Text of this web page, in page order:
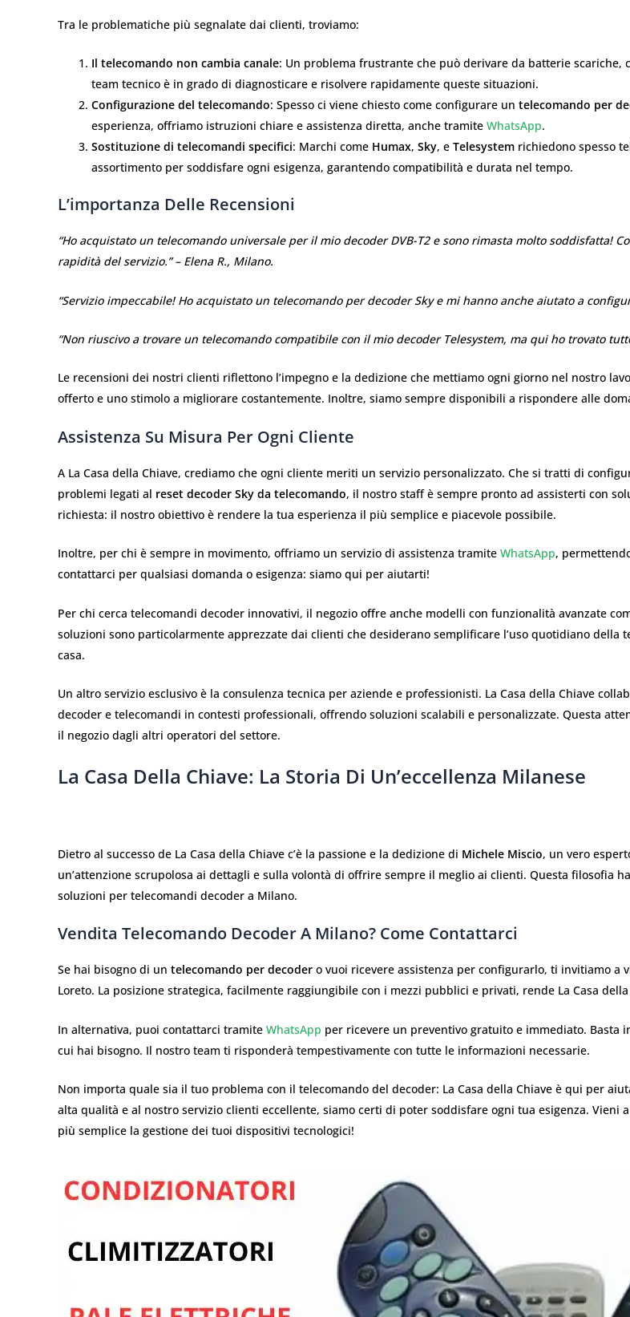
Tra le problematiche più segnalate dai clienti, troviamo:
Il telecomando non cambia canale: Un problema frustrante che può derivare da batterie scariche,
team tecnico è in grado di diagnosticare e risolvere rapidamente queste situazioni.
Configurazione del telecomando: Spesso ci viene chiesto come configurare un telecomando per
esperienza, offriamo istruzioni chiare e assistenza diretta, anche tramite WhatsApp.
Sostituzione di telecomandi specifici: Marchi come Humax, Sky, e Telesystem richiedono spesso
assortimento per soddisfare ogni esigenza, garantendo compatibilità e durata nel tempo.
L’importanza Delle Recensioni
“Ho acquistato un telecomando universale per il mio decoder DVB-T2 e sono rimasta molto soddisfatta!
rapidità del servizio.” – Elena R., Milano.
“Servizio impeccabile! Ho acquistato un telecomando per decoder Sky e mi hanno anche aiutato a
“Non riuscivo a trovare un telecomando compatibile con il mio decoder Telesystem, ma qui ho trovato
Le recensioni dei nostri clienti riflettono l’impegno e la dedizione che mettiamo ogni giorno nel nostro
offerto e uno stimolo a migliorare costantemente. Inoltre, siamo sempre disponibili a rispondere alle
Assistenza Su Misura Per Ogni Cliente
A La Casa della Chiave, crediamo che ogni cliente meriti un servizio personalizzato. Che si tratti di
problemi legati al reset decoder Sky da telecomando, il nostro staff è sempre pronto ad assisterti con
richiesta: il nostro obiettivo è rendere la tua esperienza il più semplice e piacevole possibile.
Inoltre, per chi è sempre in movimento, offriamo un servizio di assistenza tramite WhatsApp,
contattarci per qualsiasi domanda o esigenza: siamo qui per aiutarti!
Per chi cerca telecomandi decoder innovativi, il negozio offre anche modelli con funzionalità avanzate
soluzioni sono particolarmente apprezzate dai clienti che desiderano semplificare l’uso quotidiano
casa.
Un altro servizio esclusivo è la consulenza tecnica per aziende e professionisti. La Casa della Chiave
decoder e telecomandi in contesti professionali, offrendo soluzioni scalabili e personalizzate. Questa
il negozio dagli altri operatori del settore.
La Casa Della Chiave: La Storia Di Un’eccellenza Milanese
Dietro al successo de La Casa della Chiave c’è la passione e la dedizione di Michele Miscio, un vero
un’attenzione scrupolosa ai dettagli e sulla volontà di offrire sempre il meglio ai clienti. Questa filosofia
soluzioni per telecomandi decoder a Milano.
Vendita Telecomando Decoder A Milano? Come Contattarci
Se hai bisogno di un telecomando per decoder o vuoi ricevere assistenza per configurarlo, ti invitiamo a
Loreto. La posizione strategica, facilmente raggiungibile con i mezzi pubblici e privati, rende La Casa
In alternativa, puoi contattarci tramite WhatsApp per ricevere un preventivo gratuito e immediato. Basta
cui hai bisogno. Il nostro team ti risponderà tempestivamente con tutte le informazioni necessarie.
Non importa quale sia il tuo problema con il telecomando del decoder: La Casa della Chiave è qui per
alta qualità e al nostro servizio clienti eccellente, siamo certi di poter soddisfare ogni tua esigenza. Vieni
più semplice la gestione dei tuoi dispositivi tecnologici!